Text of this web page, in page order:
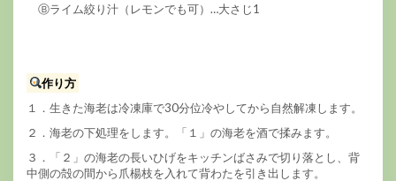
Ⓑライム絞り汁（レモンでも可）…大さじ1
作り方
１．生きた海老は冷凍庫で30分位冷やしてから自然解凍します。
２．海老の下処理をします。「１」の海老を酒で揉みます。
３．「２」の海老の長いひげをキッチンばさみで切り落とし、背
中側の殻の間から爪楊枝を入れて背わたを引き出します。